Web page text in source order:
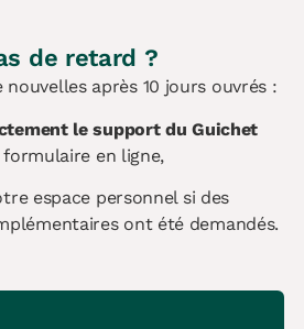
de retard ?
nouvelles après 10 jours ouvrés :
le support du Guichet
en ligne,
espace personnel si des
ont été demandés.